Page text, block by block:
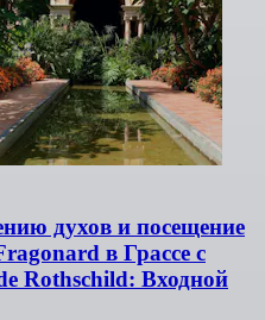
духов и посещение
в Грассе с
Rothschild: Входной